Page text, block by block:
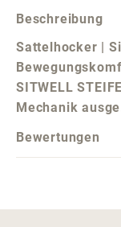
Beschreibung
Sattelhocker |
SITWELL
Mechanik
Bewertungen